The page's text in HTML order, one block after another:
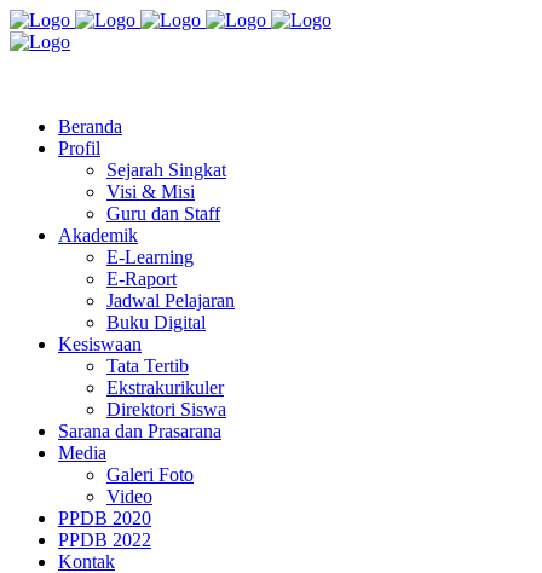
Beranda
Profil
Sejarah Singkat
Visi & Misi
Guru dan Staff
Akademik
E-Learning
E-Raport
Jadwal Pelajaran
Buku Digital
Kesiswaan
Tata Tertib
Ekstrakurikuler
Direktori Siswa
Sarana dan Prasarana
Media
Galeri Foto
Video
PPDB 2020
PPDB 2022
Kontak